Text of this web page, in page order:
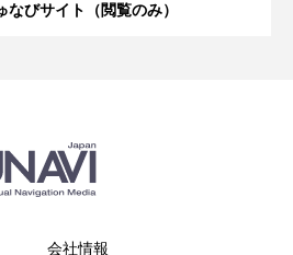
なびサイト（閲覧のみ）
会社情報